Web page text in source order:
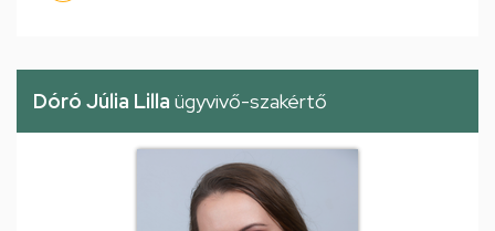
Dóró Júlia Lilla ügyvivő-szakértő